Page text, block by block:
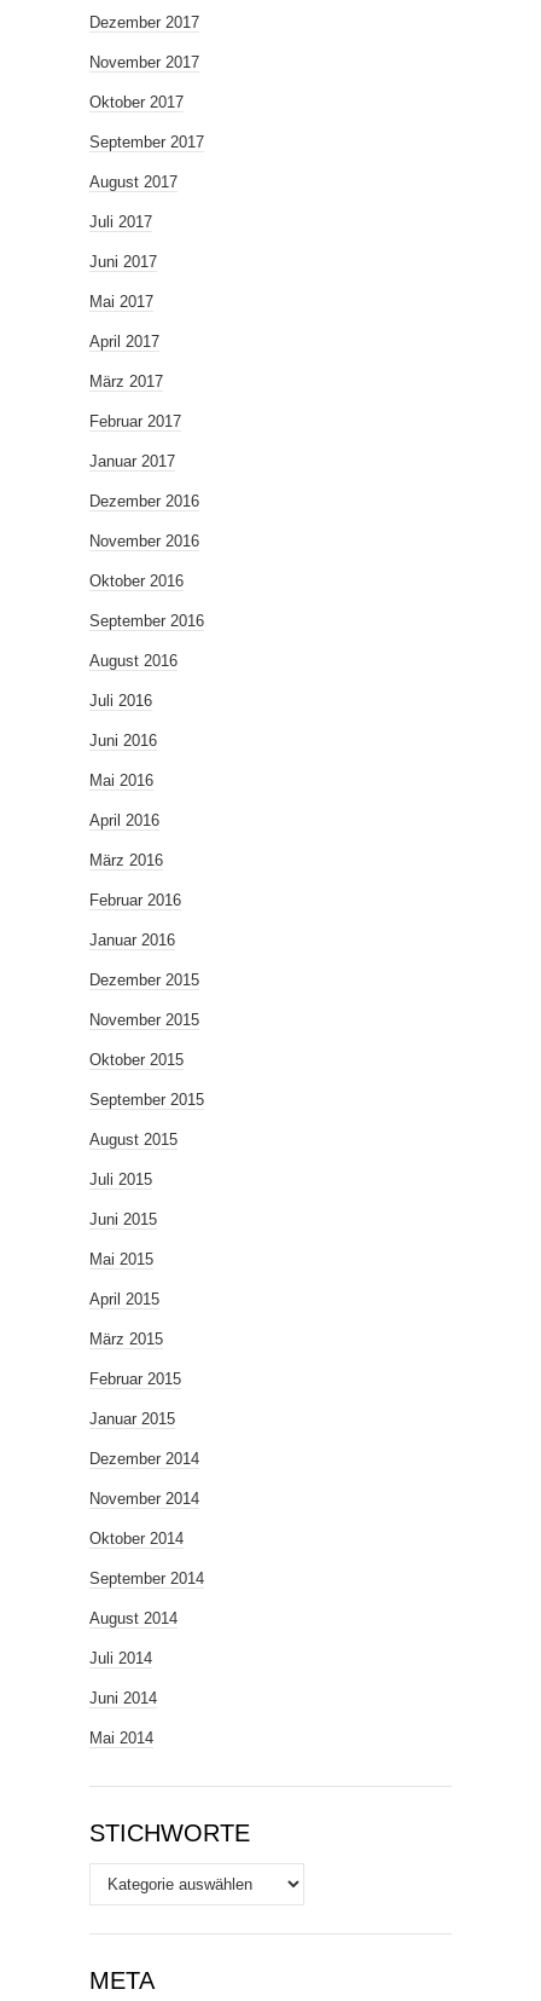
Dezember 2017
November 2017
Oktober 2017
September 2017
August 2017
Juli 2017
Juni 2017
Mai 2017
April 2017
März 2017
Februar 2017
Januar 2017
Dezember 2016
November 2016
Oktober 2016
September 2016
August 2016
Juli 2016
Juni 2016
Mai 2016
April 2016
März 2016
Februar 2016
Januar 2016
Dezember 2015
November 2015
Oktober 2015
September 2015
August 2015
Juli 2015
Juni 2015
Mai 2015
April 2015
März 2015
Februar 2015
Januar 2015
Dezember 2014
November 2014
Oktober 2014
September 2014
August 2014
Juli 2014
Juni 2014
Mai 2014
STICHWORTE
Stichworte
META